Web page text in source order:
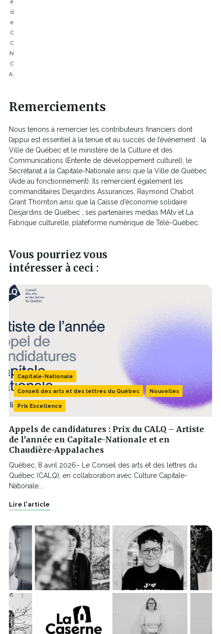
e
d
e
C
C
N
C
A.
Remerciements
Nous tenons à remercier les contributeurs financiers dont
l’appui est essentiel à la tenue et au succès de l’événement : la
Ville de Québec et le ministère de la Culture et des
Communications (Entente de développement culturel), le
Secrétariat à la Capitale-Nationale ainsi que la Ville de Québec
(Aide au fonctionnement). Ils remercient également les
commanditaires Desjardins Assurances, Raymond Chabot
Grant Thornton ainsi que la Caisse d’économie solidaire
Desjardins de Québec ; ses partenaires médias MAtv et La
Fabrique culturelle, plateforme numérique de Télé-Québec.
Vous pourriez vous
intéresser à ceci :
Capitale-Nationale
Conseil des arts et des lettres du Québec Nouvelles
Prix Excellence
Appels de candidatures : Prix du CALQ – Artiste
de l’année en Capitale-Nationale et en
Chaudière-Appalaches
Québec, 8 avril 2026– Le Conseil des arts et des lettres du
Québec (CALQ), en collaboration avec Culture Capitale-
Nationale...
Lire l'article